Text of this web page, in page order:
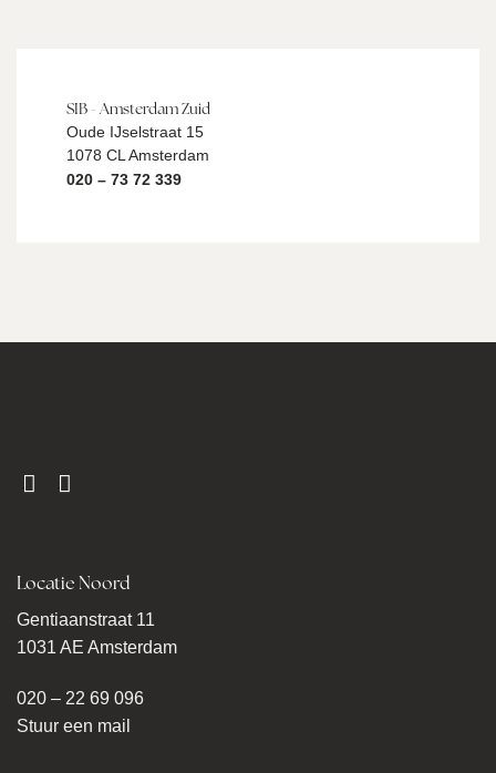
SIB - Amsterdam Zuid
Oude IJselstraat 15
1078 CL Amsterdam
020 – 73 72 339
Locatie Noord
Gentiaanstraat 11
1031 AE Amsterdam
020 – 22 69 096
Stuur een mail